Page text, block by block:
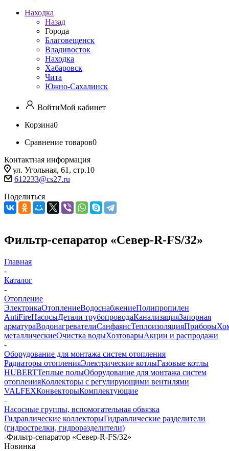
Находка
Назад
Города
Благовещенск
Владивосток
Находка
Хабаровск
Чита
Южно-Сахалинск
ВойтиМой кабинет
Корзина0
Сравнение товаров0
Контактная информация
ул. Угольная, 61, стр.10
612233@cs27.ru
Поделиться
Фильтр-сепаратор «Север-R-FS/32»
Главная
-
Каталог
-
Отопление
ЭлектрикаОтоплениеВодоснабжениеПолипропилен
AntiFireНасосыДетали трубопроводаКанализацияЗапорная
арматураВодонагревателиСанфаянсТеплоизоляцияПриборы
металлическиеОчистка водыХозтоварыАкции и распродажи
-
Оборудование для монтажа систем отопления
Радиаторы отопленияЭлектрические котлыГазовые котлы
HUBERTТеплые полыОборудование для монтажа систем
отопленияКоллекторы с регулирующими вентилями
VALFEXКонвекторыКомплектующие
-
Насосные группы, вспомогательная обвязка
Гидравлические коллекторыГидравлические разделители
(гидрострелки, гидроразделители)
-Фильтр-сепаратор «Север-R-FS/32»
Новинка